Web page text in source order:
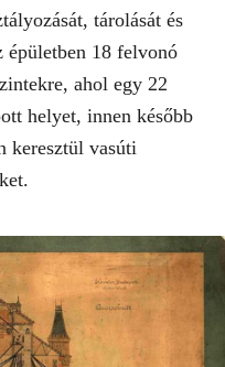
tárolását és
épületben 18 felvonó
ahol egy 22
helyet, innen később
keresztül vasúti